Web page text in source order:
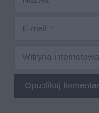
Witryna
internetowa